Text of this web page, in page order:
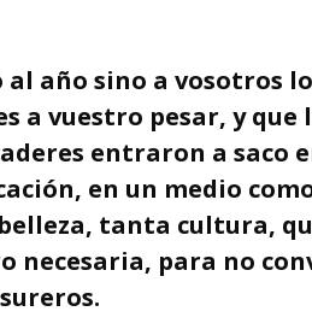
año sino a vosotros
a vuestro pesar, y que
entraron a saco
en un medio
tanta cultura,
necesaria, para no